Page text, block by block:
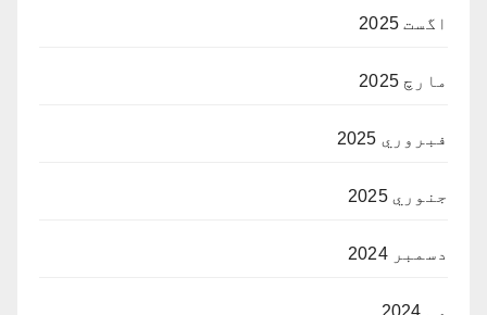
اگست 2025
مارچ 2025
فبروري 2025
جنوري 2025
دسمبر 2024
مې 2024